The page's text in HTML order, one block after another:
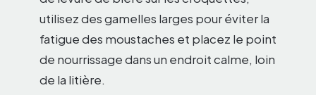
utilisez des gamelles larges pour éviter la
fatigue des moustaches et placez le point
de nourrissage dans un endroit calme, loin
de la litière.